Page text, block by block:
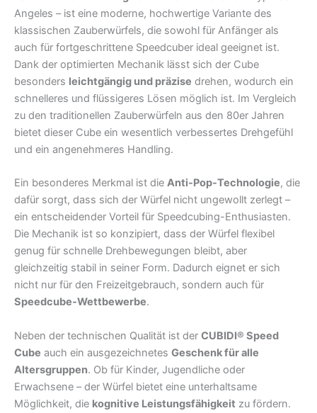
Angeles – ist eine moderne, hochwertige Variante des
klassischen Zauberwürfels, die sowohl für Anfänger als
auch für fortgeschrittene Speedcuber ideal geeignet ist.
Dank der optimierten Mechanik lässt sich der Cube
besonders leichtgängig und präzise drehen, wodurch ein
schnelleres und flüssigeres Lösen möglich ist. Im Vergleich
zu den traditionellen Zauberwürfeln aus den 80er Jahren
bietet dieser Cube ein wesentlich verbessertes Drehgefühl
und ein angenehmeres Handling.
Ein besonderes Merkmal ist die Anti-Pop-Technologie, die
dafür sorgt, dass sich der Würfel nicht ungewollt zerlegt –
ein entscheidender Vorteil für Speedcubing-Enthusiasten.
Die Mechanik ist so konzipiert, dass der Würfel flexibel
genug für schnelle Drehbewegungen bleibt, aber
gleichzeitig stabil in seiner Form. Dadurch eignet er sich
nicht nur für den Freizeitgebrauch, sondern auch für
Speedcube-Wettbewerbe.
Neben der technischen Qualität ist der CUBIDI® Speed
Cube auch ein ausgezeichnetes Geschenk für alle
Altersgruppen. Ob für Kinder, Jugendliche oder
Erwachsene – der Würfel bietet eine unterhaltsame
Möglichkeit, die kognitive Leistungsfähigkeit zu fördern.